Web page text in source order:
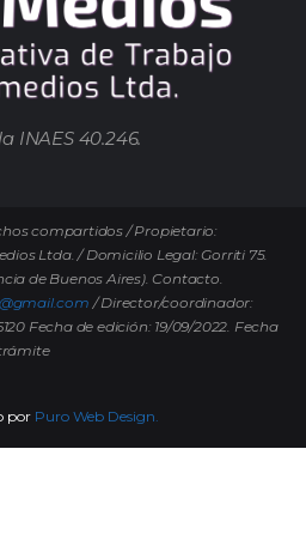
INAES 40.246.
compartidos / Propietario:
Ltda. / Domicilio Legal: Gorriti 75.
de Buenos Aires). Contacto.
/ Director/coordinador:
Fecha de edición: 19/09/2022. Fecha
por Puro Web Design.